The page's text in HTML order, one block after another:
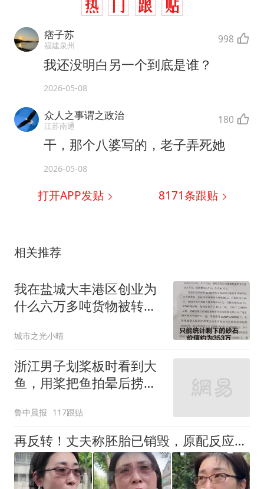
痞子苏
福建泉州 998
我还没明白另一个到底是谁？
2026-05-08
众人之事谓之政治
江苏南通 180
干，那个八婆写的，老子弄死她
2026-05-08
打开APP发贴 8171条跟贴
相关推荐
我在盐城大丰港区创业为
什么六万多吨货物被转运
城市之光小晴
浙江男子划桨板时看到大
鱼，用桨把鱼拍晕后捞
两，做成红烧辣子鱼块，
味道很好
鲁中晨报 117跟贴
再反转！丈夫称胚胎已销毁，原配反应耐人寻味，仍有3大谜团未解